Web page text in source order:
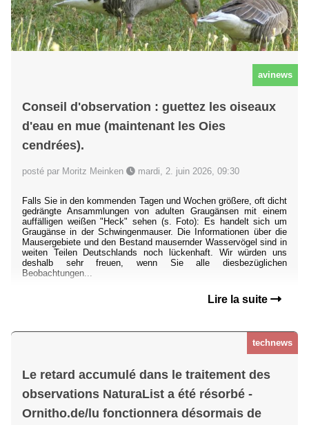
avinews
Conseil d'observation : guettez les oiseaux
d'eau en mue (maintenant les Oies
cendrées).
posté par Moritz Meinken mardi, 2. juin 2026, 09:30
Falls Sie in den kommenden Tagen und Wochen größere, oft dicht
gedrängte Ansammlungen von adulten Graugänsen mit einem
auffälligen weißen "Heck" sehen (s. Foto): Es handelt sich um
Graugänse in der Schwingenmauser. Die Informationen über die
Mausergebiete und den Bestand mausernder Wasservögel sind in
weiten Teilen Deutschlands noch lückenhaft. Wir würden uns
deshalb sehr freuen, wenn Sie alle diesbezüglichen
Beobachtungen...
Lire la suite
technews
Le retard accumulé dans le traitement des
observations NaturaList a été résorbé -
Ornitho.de/lu fonctionnera désormais de